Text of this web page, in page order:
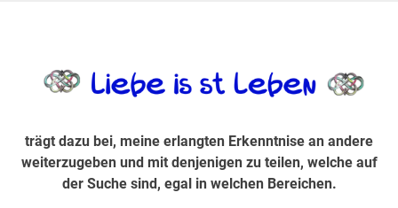
Suche sind, egal in welchen Bereichen.
trägt dazu bei, meine erlangten Erkenntnise an andere
weiterzugeben und mit denjenigen zu teilen, welche auf
der Suche sind, egal in welchen Bereichen.